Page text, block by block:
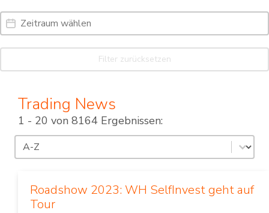
Date Range
Date
Filter zurücksetzen
Trading News
1 - 20 von 8164 Ergebnissen:
Sortierung
Sort content
Roadshow 2023: WH SelfInvest geht auf
Tour